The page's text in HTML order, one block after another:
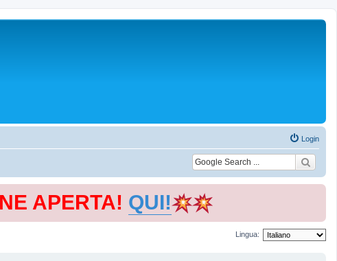
Login
APERTA! QUI!
Lingua: